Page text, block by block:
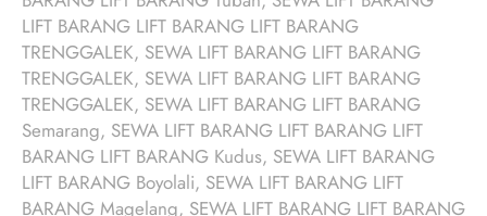
LIFT BARANG LIFT BARANG LIFT BARANG
TRENGGALEK, SEWA LIFT BARANG LIFT BARANG
TRENGGALEK, SEWA LIFT BARANG LIFT BARANG
TRENGGALEK, SEWA LIFT BARANG LIFT BARANG
Semarang, SEWA LIFT BARANG LIFT BARANG LIFT
BARANG LIFT BARANG Kudus, SEWA LIFT BARANG
LIFT BARANG Boyolali, SEWA LIFT BARANG LIFT
BARANG Magelang, SEWA LIFT BARANG LIFT BARANG